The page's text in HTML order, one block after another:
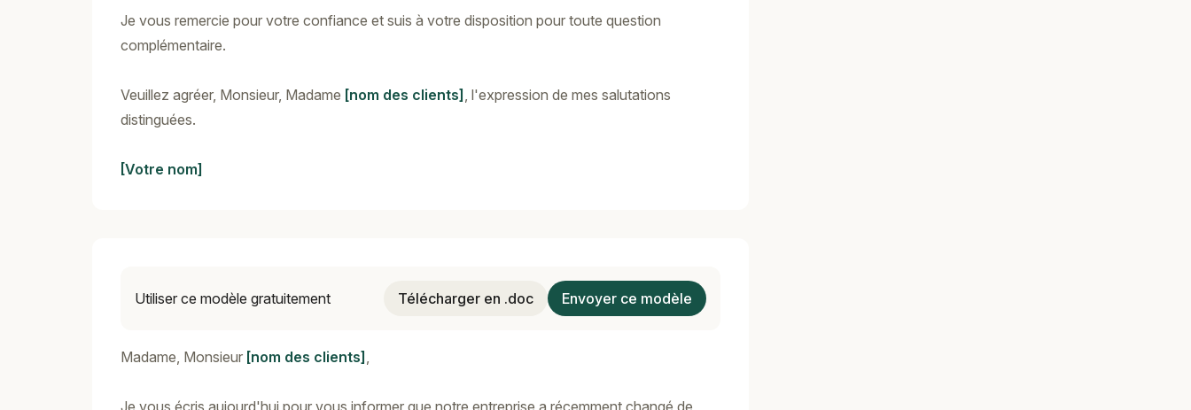
Je vous remercie pour votre confiance et suis à votre disposition pour toute question
complémentaire.
Veuillez agréer, Monsieur, Madame [nom des clients] , l'expression de mes salutations
distinguées.
[Votre nom]
Utiliser ce modèle gratuitement Télécharger en .doc Envoyer ce modèle
Madame, Monsieur [nom des clients] ,
Je vous écris aujourd'hui pour vous informer que notre entreprise a récemment changé de